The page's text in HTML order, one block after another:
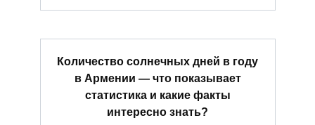
Количество солнечных дней в году
в Армении — что показывает
статистика и какие факты
интересно знать?